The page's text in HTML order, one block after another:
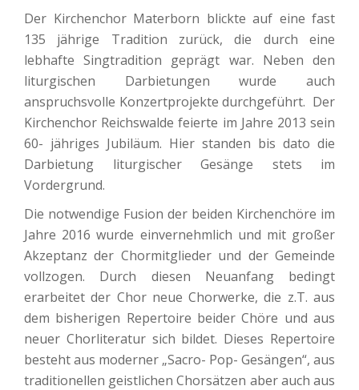
Der Kirchenchor Materborn blickte auf eine fast
135 jährige Tradition zurück, die durch eine
lebhafte Singtradition geprägt war. Neben den
liturgischen Darbietungen wurde auch
anspruchsvolle Konzertprojekte durchgeführt. Der
Kirchenchor Reichswalde feierte im Jahre 2013 sein
60- jähriges Jubiläum. Hier standen bis dato die
Darbietung liturgischer Gesänge stets im
Vordergrund.
Die notwendige Fusion der beiden Kirchenchöre im
Jahre 2016 wurde einvernehmlich und mit großer
Akzeptanz der Chormitglieder und der Gemeinde
vollzogen. Durch diesen Neuanfang bedingt
erarbeitet der Chor neue Chorwerke, die z.T. aus
dem bisherigen Repertoire beider Chöre und aus
neuer Chorliteratur sich bildet. Dieses Repertoire
besteht aus moderner „Sacro- Pop- Gesängen“, aus
traditionellen geistlichen Chorsätzen aber auch aus